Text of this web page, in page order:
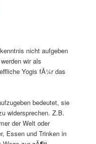
nicht aufgeben
wir als
Yogis fÃ¼r das
bedeutet, sie
widersprechen. Z.B.
der Welt oder
Essen und Trinken in